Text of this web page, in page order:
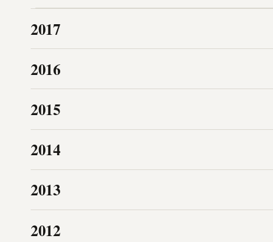
2017
2016
2015
2014
2013
2012